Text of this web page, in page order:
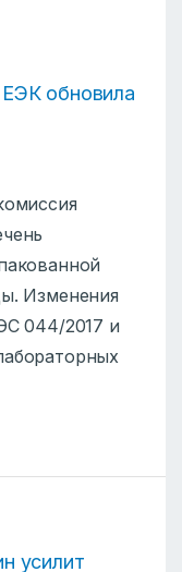
обновила
Изменения
044/2017 и
усилит